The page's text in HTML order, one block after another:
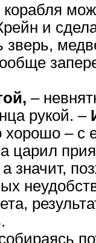
и
зверь,
–
рукой. –
– с
царил
значит,